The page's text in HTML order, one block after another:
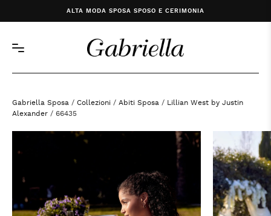
ALTA MODA SPOSA SPOSO E CERIMONIA
Gabriella Sposa / Collezioni / Abiti Sposa / Lillian West by Justin
Alexander / 66435